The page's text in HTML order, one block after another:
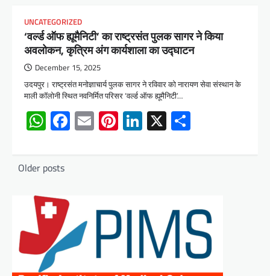
UNCATEGORIZED
‘वर्ल्ड ऑफ ह्यूमैनिटी’ का राष्ट्रसंत पुलक सागर ने किया
अवलोकन, कृत्रिम अंग कार्यशाला का उद्घाटन
December 15, 2025
उदयपुर। राष्ट्रसंत मनोज्ञाचार्य पुलक सागर ने रविवार को नारायण सेवा संस्थान के
माली कॉलोनी स्थित नवनिर्मित परिसर ‘वर्ल्ड ऑफ ह्यूमैनिटी’…
WhatsApp
Facebook
EmailPinterest
LinkedIn
X
Posts
Older posts